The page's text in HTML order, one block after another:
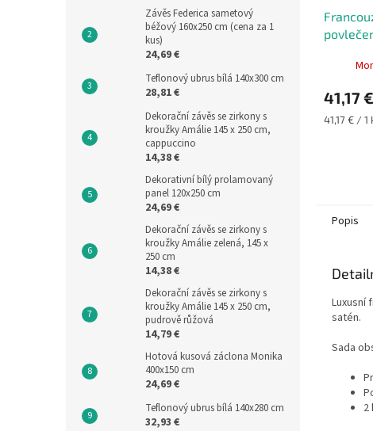
Závěs Federica sametový
béžový 160x250 cm (cena za 1
kus)
24,69 €
Teflonový ubrus bílá 140x300 cm
28,81 €
Dekorační závěs se zirkony s
kroužky Amálie 145 x 250 cm,
cappuccino
14,38 €
Dekorativní bílý prolamovaný
panel 120x250 cm
24,69 €
Dekorační závěs se zirkony s
kroužky Amálie zelená, 145 x
250 cm
14,38 €
Dekorační závěs se zirkony s
kroužky Amálie 145 x 250 cm,
pudrově růžová
14,79 €
Hotová kusová záclona Monika
400x150 cm
24,69 €
Teflonový ubrus bílá 140x280 cm
32,93 €
41,17 €
Měrná
41,17 € / 1
Popis
Luxusní
satén.
Sada
2